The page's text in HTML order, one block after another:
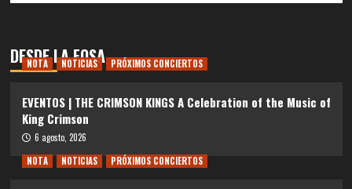
DESDE LA FOSA
NOTA NOTICIAS PRÓXIMOS CONCIERTOS
EVENTOS | THE CRIMSON KINGS A Celebration of the Music of
King Crimson
6 agosto, 2026
NOTA
NOTICIAS PRÓXIMOS CONCIERTOS